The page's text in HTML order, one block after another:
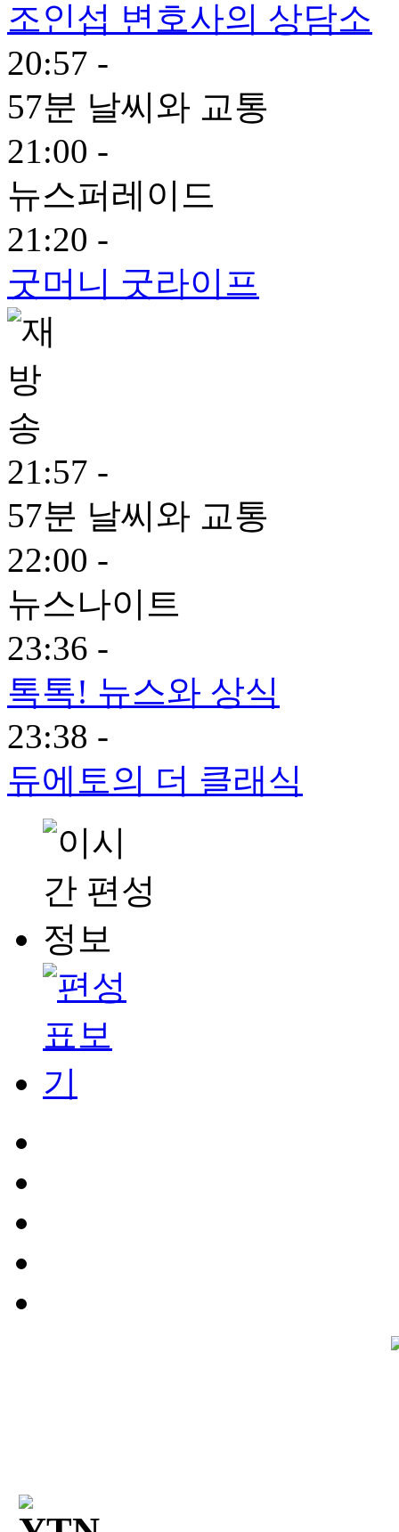
조인섭 변호사의 상담소
20:57 -
57분 날씨와 교통
21:00 -
뉴스퍼레이드
21:20 -
굿머니 굿라이프
21:57 -
57분 날씨와 교통
22:00 -
뉴스나이트
23:36 -
톡톡! 뉴스와 상식
23:38 -
듀에토의 더 클래식